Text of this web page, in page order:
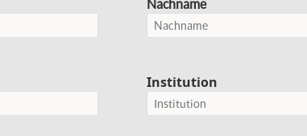
Nachname
Institution